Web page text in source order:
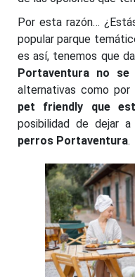
Por esta razón…
popular parque
es así, tenemos que
Portaventura no se
alternativas como por
pet friendly que
posibilidad de dejar
perros Portaventura.